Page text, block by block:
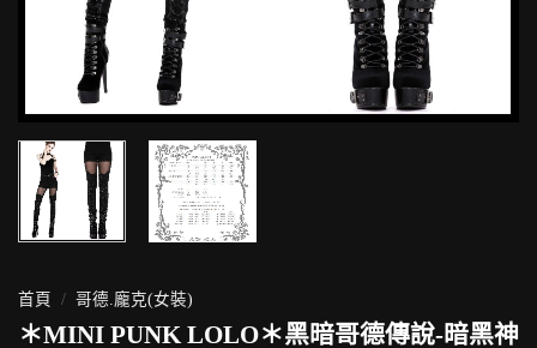
首頁 / 哥德.龐克(女裝)
＊MINI PUNK LOLO＊黑暗哥德傳說-暗黑神